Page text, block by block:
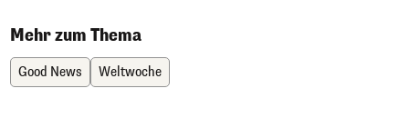
Mehr zum Thema
Good News Weltwoche